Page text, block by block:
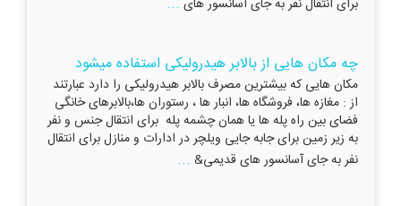
چه مکان هایی از بالابر هیدرولیکی استفاده میشود
مکان هایی که بیشترین مصرف بالابر هیدرولیکی را دارد عبارتند
از : مغازه ها، فروشگاه ها، انبار ها ، رستوران ها،بالابرهای خانگی
فضای بین راه پله ها یا همان چشمه پله برای انتقال جنس و نفر
به زیر زمین برای جابه جایی ویلچر در ادارات و منازل برای انتقال
نفر به جای آسانسور های قدیمی& ...